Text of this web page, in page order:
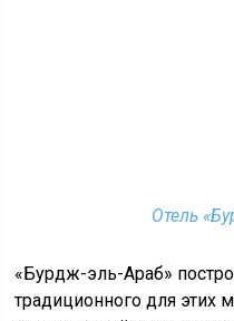
Отель
«Бурдж-эль-Араб»
традиционного для этих